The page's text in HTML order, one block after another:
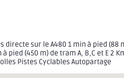
directe sur le A480 1 min à pied (88
à pied (450 m) de tram A, B,C et E 2
Pistes Cyclables Autopartage